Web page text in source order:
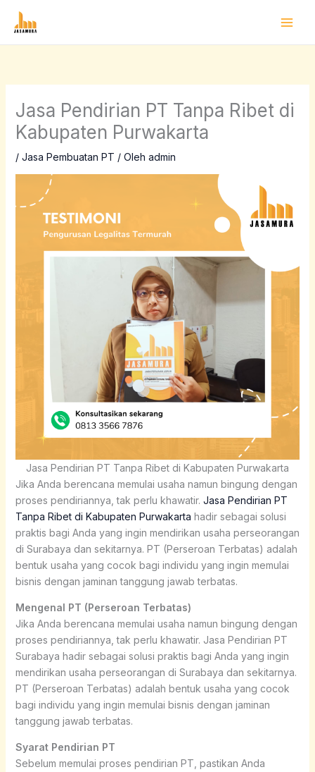
Jasa Pendirian PT Tanpa Ribet di
Kabupaten Purwakarta
/ Jasa Pembuatan PT / Oleh admin
Jasa Pendirian PT Tanpa Ribet di Kabupaten Purwakarta
Jika Anda berencana memulai usaha namun bingung dengan
proses pendiriannya, tak perlu khawatir. Jasa Pendirian PT
Tanpa Ribet di Kabupaten Purwakarta hadir sebagai solusi
praktis bagi Anda yang ingin mendirikan usaha perseorangan
di Surabaya dan sekitarnya. PT (Perseroan Terbatas) adalah
bentuk usaha yang cocok bagi individu yang ingin memulai
bisnis dengan jaminan tanggung jawab terbatas.
Mengenal PT (Perseroan Terbatas)
Jika Anda berencana memulai usaha namun bingung dengan
proses pendiriannya, tak perlu khawatir. Jasa Pendirian PT
Surabaya hadir sebagai solusi praktis bagi Anda yang ingin
mendirikan usaha perseorangan di Surabaya dan sekitarnya.
PT (Perseroan Terbatas) adalah bentuk usaha yang cocok
bagi individu yang ingin memulai bisnis dengan jaminan
tanggung jawab terbatas.
Syarat Pendirian PT
Sebelum memulai proses pendirian PT, pastikan Anda